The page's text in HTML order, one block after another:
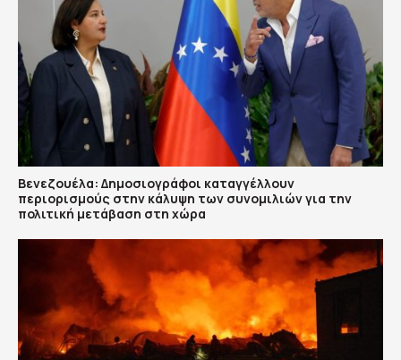
Βενεζουέλα: Δημοσιογράφοι καταγγέλλουν
περιορισμούς στην κάλυψη των συνομιλιών για την
πολιτική μετάβαση στη χώρα